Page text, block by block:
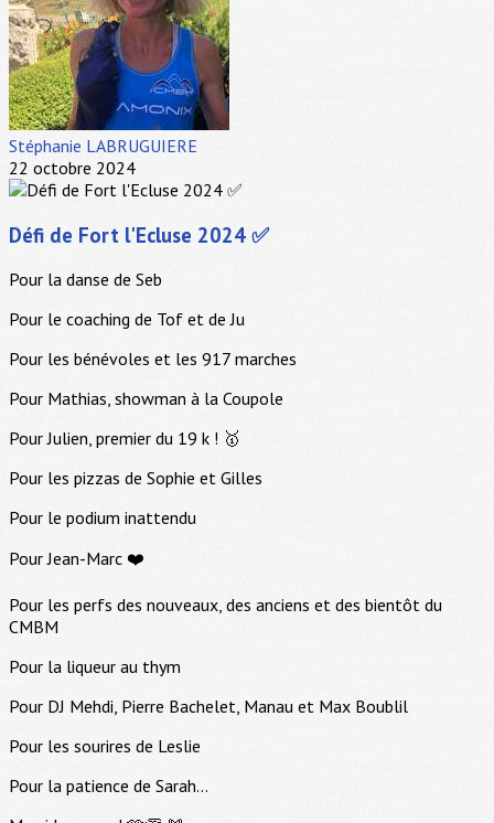
Stéphanie LABRUGUIERE
22 octobre 2024
Défi de Fort l'Ecluse 2024 ✅
Pour la danse de Seb
Pour le coaching de Tof et de Ju
Pour les bénévoles et les 917 marches
Pour Mathias, showman à la Coupole
Pour Julien, premier du 19 k ! 🥇
Pour les pizzas de Sophie et Gilles
Pour le podium inattendu
Pour Jean-Marc ❤️
Pour les perfs des nouveaux, des anciens et des bientôt du
CMBM
Pour la liqueur au thym
Pour DJ Mehdi, Pierre Bachelet, Manau et Max Boublil
Pour les sourires de Leslie
Pour la patience de Sarah...